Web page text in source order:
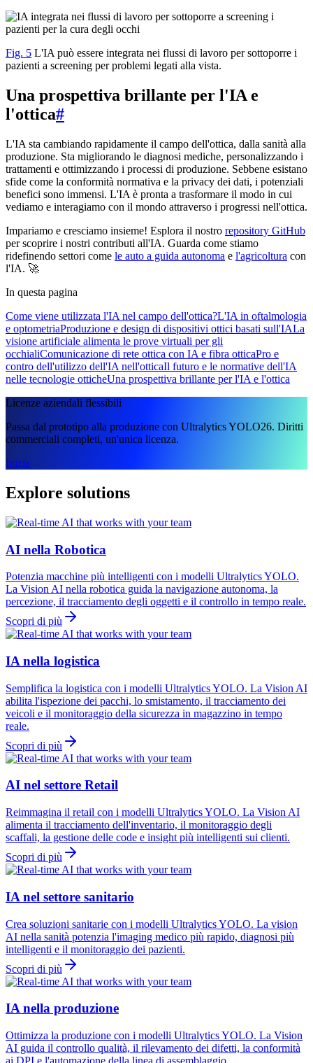
Fig. 5 L'IA può essere integrata nei flussi di lavoro per sottoporre i
pazienti a screening per problemi legati alla vista.
Una prospettiva brillante per l'IA e
l'ottica#
L'IA sta cambiando rapidamente il campo dell'ottica, dalla sanità alla
produzione. Sta migliorando le diagnosi mediche, personalizzando i
trattamenti e ottimizzando i processi di produzione. Sebbene esistano
sfide come la conformità normativa e la privacy dei dati, i potenziali
benefici sono immensi. L'IA è pronta a trasformare il modo in cui
vediamo e interagiamo con il mondo attraverso i progressi nell'ottica.
Impariamo e cresciamo insieme! Esplora il nostro repository GitHub
per scoprire i nostri contributi all'IA. Guarda come stiamo
ridefinendo settori come le auto a guida autonoma e l'agricoltura con
l'IA. 🚀
In questa pagina
Come viene utilizzata l'IA nel campo dell'ottica?L'IA in oftalmologia
e optometriaProduzione e design di dispositivi ottici basati sull'IALa
visione artificiale alimenta le prove virtuali per gli
occhialiComunicazione di rete ottica con IA e fibra otticaPro e
contro dell'utilizzo dell'IA nell'otticaIl futuro e le normative dell'IA
nelle tecnologie otticheUna prospettiva brillante per l'IA e l'ottica
Licenze aziendali flessibili
Passa dal prototipo alla produzione con Ultralytics YOLO26. Diritti
commerciali completi, un'unica licenza.
Inizia
Explore solutions
AI nella Robotica
Potenzia macchine più intelligenti con i modelli Ultralytics YOLO.
La Vision AI nella robotica guida la navigazione autonoma, la
percezione, il tracciamento degli oggetti e il controllo in tempo reale.
Scopri di più
IA nella logistica
Semplifica la logistica con i modelli Ultralytics YOLO. La Vision AI
abilita l'ispezione dei pacchi, lo smistamento, il tracciamento dei
veicoli e il monitoraggio della sicurezza in magazzino in tempo
reale.
Scopri di più
AI nel settore Retail
Reimmagina il retail con i modelli Ultralytics YOLO. La Vision AI
alimenta il tracciamento dell'inventario, il monitoraggio degli
scaffali, la gestione delle code e insight più intelligenti sui clienti.
Scopri di più
IA nel settore sanitario
Crea soluzioni sanitarie con i modelli Ultralytics YOLO. La vision
AI nella sanità potenzia l'imaging medico più rapido, diagnosi più
intelligenti e il monitoraggio dei pazienti.
Scopri di più
IA nella produzione
Ottimizza la produzione con i modelli Ultralytics YOLO. La Vision
AI guida il controllo qualità, il rilevamento dei difetti, la conformità
ai DPI e l'automazione della linea di assemblaggio.